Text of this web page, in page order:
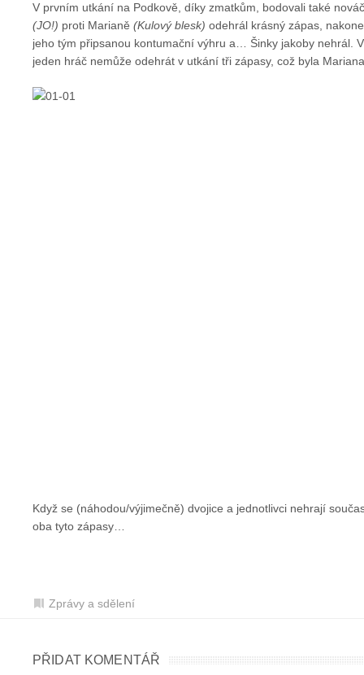
V prvním utkání na Podkově, díky zmatkům, bodovali také
(JO!) proti Marianě (Kulový blesk) odehrál krásný zápas,
jeho tým připsanou kontumační výhru a… Šinky jakoby nehrál.
jeden hráč nemůže odehrát v utkání tři zápasy, což byla
Když se (náhodou/výjimečně) dvojice a jednotlivci nehrají
oba tyto zápasy…
Zprávy a sdělení
PŘIDAT KOMENTÁŘ